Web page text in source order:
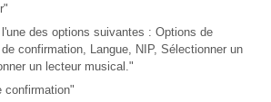
des options suivantes : Options de
confirmation, Langue, NIP, Sélectionner un
un lecteur musical."
confirmation"